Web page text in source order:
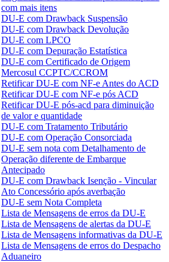
com mais itens
DU-E com Drawback Suspensão
DU-E com Drawback Devolução
DU-E com LPCO
DU-E com Depuração Estatística
DU-E com Certificado de Origem
Mercosul CCPTC/CCROM
Retificar DU-E com NF-e Antes do ACD
Retificar DU-E com NF-e pós ACD
Retificar DU-E pós-acd para diminuição
de valor e quantidade
DU-E com Tratamento Tributário
DU-E com Operação Consorciada
DU-E sem nota com Detalhamento de
Operação diferente de Embarque
Antecipado
DU-E com Drawback Isenção - Vincular
Ato Concessório após averbação
DU-E sem Nota Completa
Lista de Mensagens de erros da DU-E
Lista de Mensagens de alertas da DU-E
Lista de Mensagens informativas da DU-E
Lista de Mensagens de erros do Despacho
Aduaneiro